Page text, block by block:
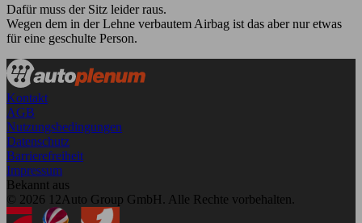
Dafür muss der Sitz leider raus.
Wegen dem in der Lehne verbautem Airbag ist das aber nur etwas
für eine geschulte Person.
Kontakt
AGB
Nutzungsbedingungen
Datenschutz
Barrierefreiheit
Impressum
Bekannt aus
© 2026 12Auto Group GmbH. Alle Rechte vorbehalten.